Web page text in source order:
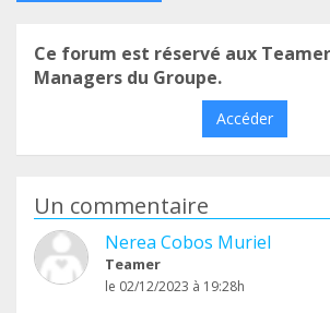
Ce forum est réservé aux
Managers du Groupe.
Accéder
Un commentaire
Nerea Cobos Muriel
Teamer
le 02/12/2023 à 19:28h